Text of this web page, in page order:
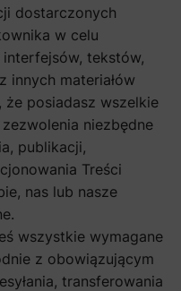
dostarczonych
w celu
tekstów,
innych materiałów
że posiadasz wszelkie
niezbędne
publikacji,
Treści
nas lub nasze
wszystkie wymagane
z obowiązującym
transferowania